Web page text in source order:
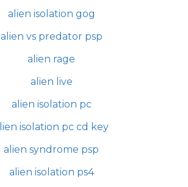
alien isolation gog
alien vs predator psp
alien rage
alien live
alien isolation pc
isolation pc cd key
alien syndrome psp
alien isolation ps4